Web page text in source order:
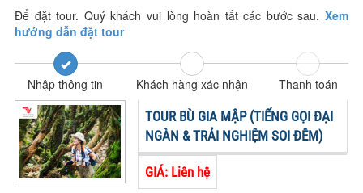
TOUR KHỞI HÀNH TỪ CẦN THƠ
TOUR ĐOÀN - M.I.C.E
TOUR COMBO
DỊCH VỤ
GIỚI THIỆU
HỒ SƠ NĂNG LỰC
PROFILE EN
THƯ KHEN VIETLUXTOUR
Để đặt tour. Quý khách vui lòng hoàn tất các bước sau.Xem
hướng dẫn đặt tour
Nhập thông tin Khách hàng xác nhận
Thanh toán
TOUR BÙ GIA MẬP (TIẾNG GỌI ĐẠI
NGÀN & TRẢI NGHIỆM SOI ĐÊM)
GIÁ: Liên hệ